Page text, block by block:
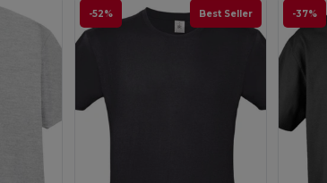
-52% Best Seller -37%